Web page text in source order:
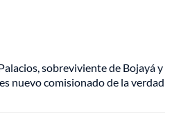
sobreviviente de Bojayá y
nuevo comisionado de la verdad